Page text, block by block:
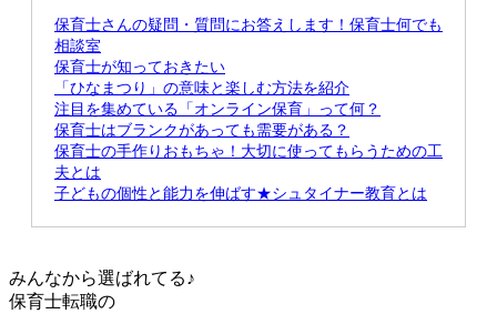
保育士さんの疑問・質問にお答えします！保育士何でも
相談室
保育士が知っておきたい
「ひなまつり」の意味と楽しむ方法を紹介
注目を集めている「オンライン保育」って何？
保育士はブランクがあっても需要がある？
保育士の手作りおもちゃ！大切に使ってもらうための工
夫とは
子どもの個性と能力を伸ばす★シュタイナー教育とは
みんなから選ばれてる♪
保育士転職の